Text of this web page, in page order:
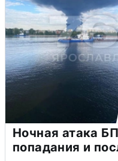
Ночная атака
попадания и